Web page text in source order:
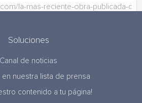
Soluciones
Canal de noticias
en nuestra lista de prensa
contenido a tu página!